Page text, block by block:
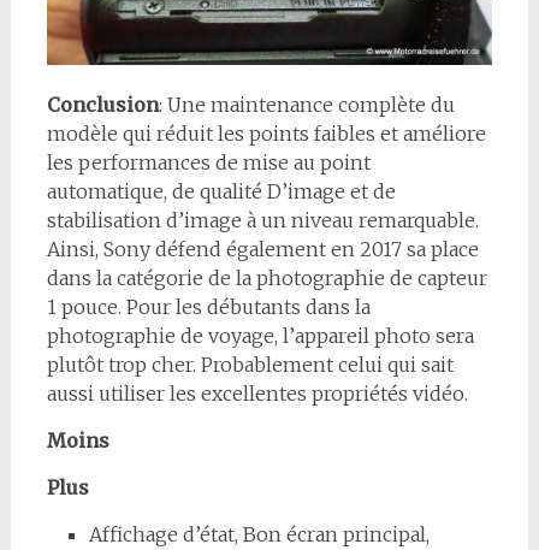
Conclusion: Une maintenance complète du
modèle qui réduit les points faibles et améliore
les performances de mise au point
automatique, de qualité D’image et de
stabilisation d’image à un niveau remarquable.
Ainsi, Sony défend également en 2017 sa place
dans la catégorie de la photographie de capteur
1 pouce. Pour les débutants dans la
photographie de voyage, l’appareil photo sera
plutôt trop cher. Probablement celui qui sait
aussi utiliser les excellentes propriétés vidéo.
Moins
Plus
Affichage d’état, Bon écran principal,